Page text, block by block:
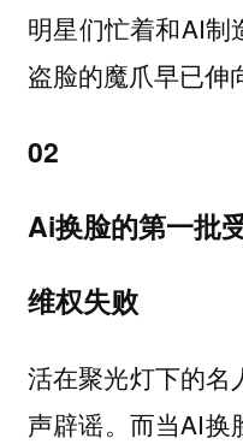
明星们忙着和AI制
盗脸的魔爪早已伸
02
Ai换脸的第一批
维权失败
活在聚光灯下的名
声辟谣。而当AI换